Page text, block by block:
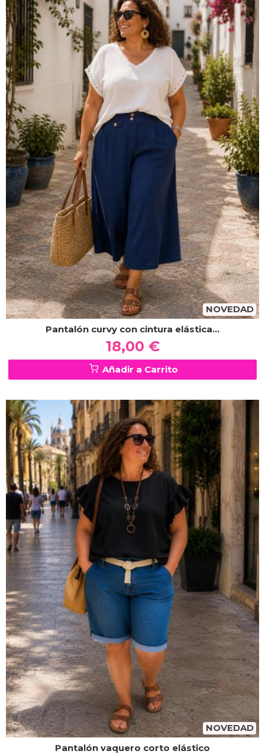
NOVEDAD
Pantalón curvy con cintura elástica...
18,00 €
Añadir a Carrito
NOVEDAD
Pantalón vaquero corto elástico